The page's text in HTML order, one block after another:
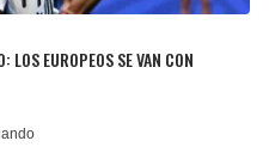
LOS EUROPEOS SE VAN CON